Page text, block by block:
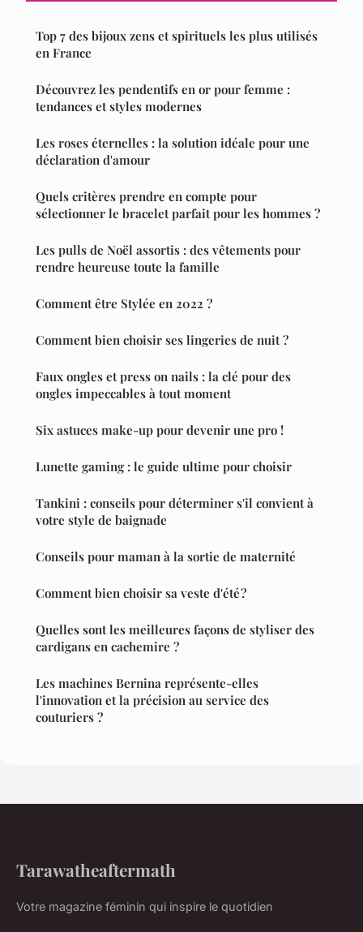
Top 7 des bijoux zens et spirituels les plus utilisés
en France
Découvrez les pendentifs en or pour femme :
tendances et styles modernes
Les roses éternelles : la solution idéale pour une
déclaration d'amour
Quels critères prendre en compte pour
sélectionner le bracelet parfait pour les hommes ?
Les pulls de Noël assortis : des vêtements pour
rendre heureuse toute la famille
Comment être Stylée en 2022 ?
Comment bien choisir ses lingeries de nuit ?
Faux ongles et press on nails : la clé pour des
ongles impeccables à tout moment
Six astuces make-up pour devenir une pro !
Lunette gaming : le guide ultime pour choisir
Tankini : conseils pour déterminer s'il convient à
votre style de baignade
Conseils pour maman à la sortie de maternité
Comment bien choisir sa veste d'été ?
Quelles sont les meilleures façons de styliser des
cardigans en cachemire ?
Les machines Bernina représente-elles
l'innovation et la précision au service des
couturiers ?
Tarawatheaftermath
Votre magazine féminin qui inspire le quotidien